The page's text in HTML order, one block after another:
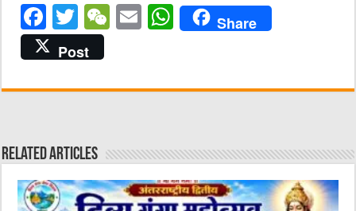
F
a
c
e
o
o
k
T
w
it
te
W
h
E
l
W
s
p
p
Share
Post
Related Articles